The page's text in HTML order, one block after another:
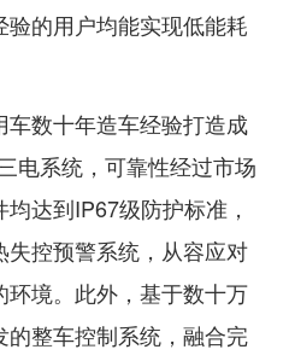
的用户均能实现低能耗
数十年造车经验打造成
电系统，可靠性经过市场
达到IP67级防护标准，
控预警系统，从容应对
境。此外，基于数十万
整车控制系统，融合完